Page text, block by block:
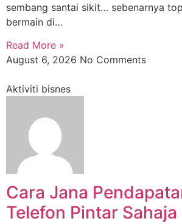
sembang santai sikit… sebenarnya
bermain di…
Read More »
August 6, 2026 No Comments
Aktiviti bisnes
Cara Jana
Telefon Pintar Sahaja